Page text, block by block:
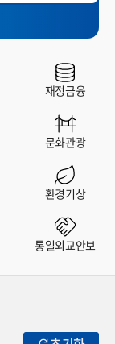
사회복지
유료 무료
재정금융
문화관광
환경기상
통일외교안보